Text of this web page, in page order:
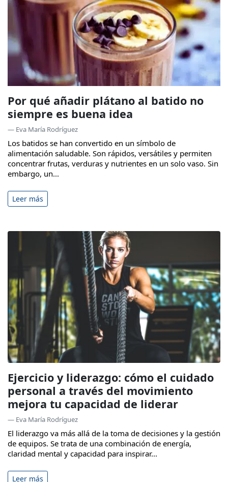
Por qué añadir plátano al batido no
siempre es buena idea
— Eva María Rodríguez
Los batidos se han convertido en un símbolo de
alimentación saludable. Son rápidos, versátiles y permiten
concentrar frutas, verduras y nutrientes en un solo vaso. Sin
embargo, un...
Leer más
Ejercicio y liderazgo: cómo el cuidado
personal a través del movimiento
mejora tu capacidad de liderar
— Eva María Rodríguez
El liderazgo va más allá de la toma de decisiones y la gestión
de equipos. Se trata de una combinación de energía,
claridad mental y capacidad para inspirar...
Leer más